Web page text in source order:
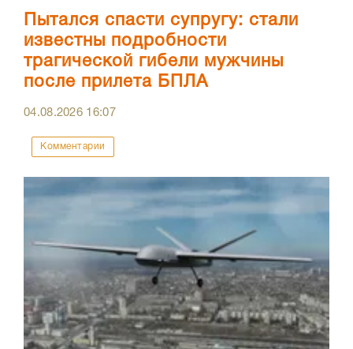
Пытался спасти супругу: стали
известны подробности
трагической гибели мужчины
после прилета БПЛА
04.08.2026 16:07
Комментарии